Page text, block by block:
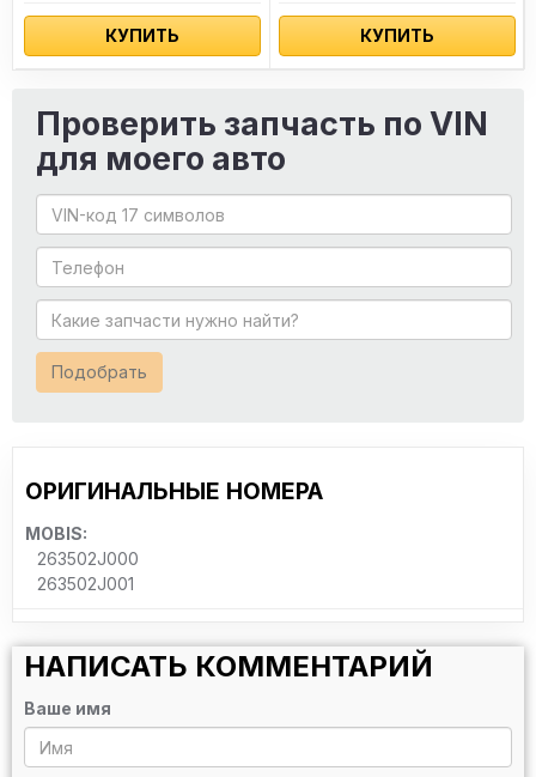
КУПИТЬ КУПИТЬ
Проверить запчасть по VIN
для моего авто
Подобрать
ОРИГИНАЛЬНЫЕ НОМЕРА
MOBIS:
263502J000
263502J001
НАПИСАТЬ КОММЕНТАРИЙ
Ваше имя